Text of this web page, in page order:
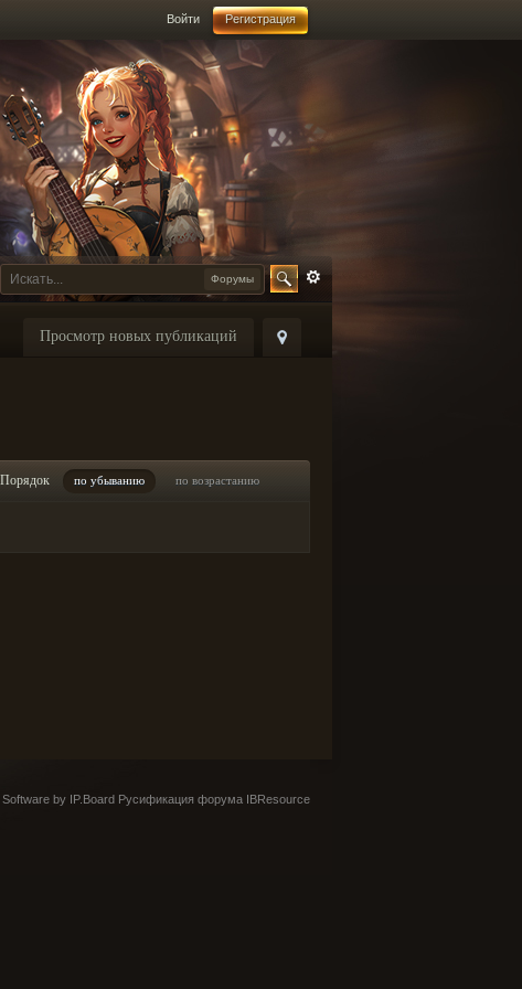
Войти Регистрация
Форумы
Просмотр новых публикаций
Порядок по убыванию по возрастанию
by IP.Board Русификация форума IBResource